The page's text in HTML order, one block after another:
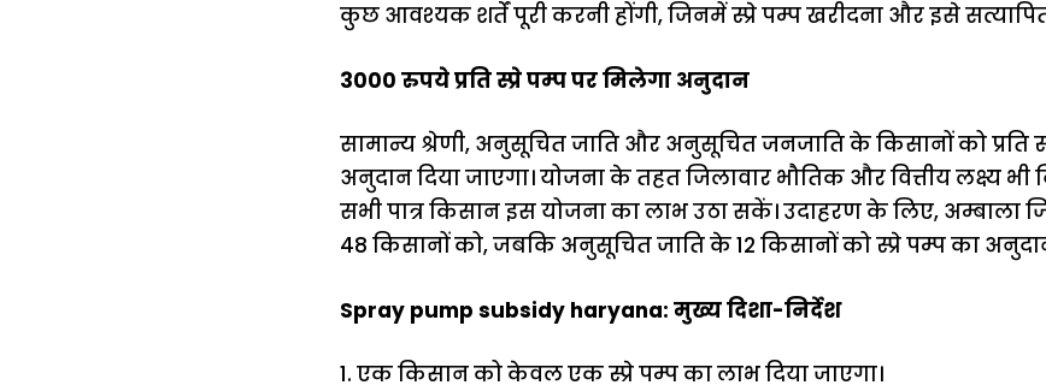
कुछ आवश्यक शर्तें पूरी करनी होंगी, जिनमें स्प्रे पम्प खरीदना और इसे
3000 रुपये प्रति स्प्रे पम्प पर मिलेगा अनुदान
सामान्य श्रेणी, अनुसूचित जाति और अनुसूचित जनजाति के किसानों को प्रति
अनुदान दिया जाएगा। योजना के तहत जिलावार भौतिक और वित्तीय लक्ष्य भी
सभी पात्र किसान इस योजना का लाभ उठा सकें। उदाहरण के लिए, अम्बाला
48 किसानों को, जबकि अनुसूचित जाति के 12 किसानों को स्प्रे पम्प का
Spray pump subsidy haryana: मुख्य दिशा-निर्देश
1. एक किसान को केवल एक स्प्रे पम्प का लाभ दिया जाएगा।